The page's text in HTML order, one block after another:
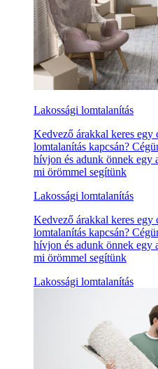
Lakossági lomtalanítás
Kedvező árakkal keres egy
lomtalanítás kapcsán?
hívjon és adunk önnek egy
mi örömmel segítünk
Lakossági lomtalanítás
Kedvező árakkal keres egy
lomtalanítás kapcsán?
hívjon és adunk önnek egy
mi örömmel segítünk
Lakossági lomtalanítás